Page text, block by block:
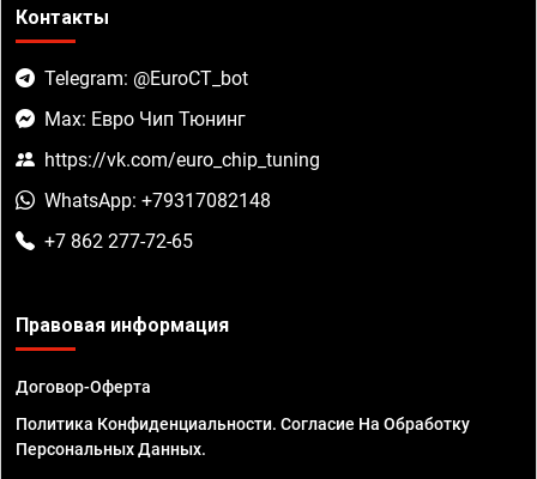
Контакты
Telegram: @EuroCT_bot
Max: Евро Чип Тюнинг
https://vk.com/euro_chip_tuning
WhatsApp: +79317082148
+7 862 277-72-65
Правовая информация
Договор-Оферта
Политика Конфиденциальности. Согласие На Обработку
Персональных Данных.